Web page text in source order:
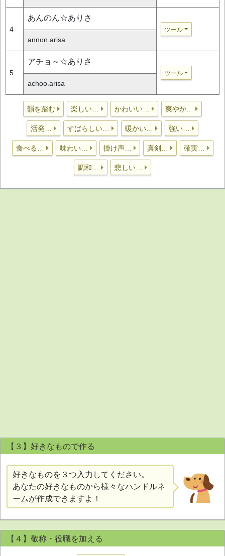
4
あんのん☆ありさ
ツール
annon.arisa
5
アチョ～☆ありさ
ツール
achoo.arisa
韻を踏む 楽しい… かわいい… 爽やか…
活発… すばらしい… 暖かい… 強い…
食べる… 味わい… 掛け声… 真剣… 確実…
調和… 悲しい…
【３】好きなもので作る
好きなものを３つ入力してください。
あなたの好きなものから様々なハンドルネ
ームが作成できますよ！
【４】敬称・役職を加える